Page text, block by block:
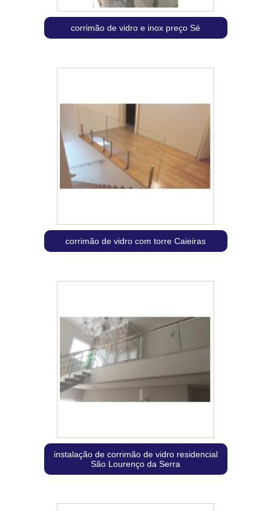
corrimão de vidro e inox preço Sé
corrimão de vidro com torre Caieiras
instalação de corrimão de vidro residencial
São Lourenço da Serra